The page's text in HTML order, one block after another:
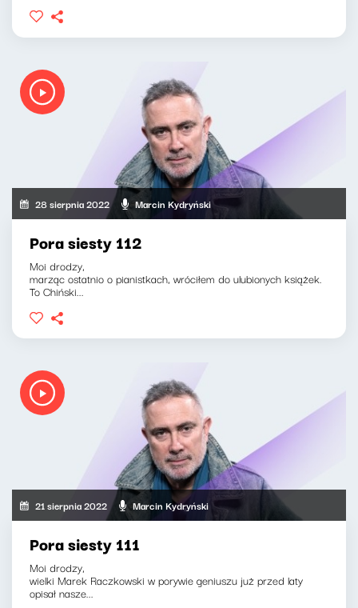
28 sierpnia 2022 Marcin Kydryński
Pora siesty 112
Moi drodzy,
marząc ostatnio o pianistkach, wróciłem do ulubionych książek.
To Chiński...
21 sierpnia 2022 Marcin Kydryński
Pora siesty 111
Moi drodzy,
wielki Marek Raczkowski w porywie geniuszu już przed laty
opisał nasze...